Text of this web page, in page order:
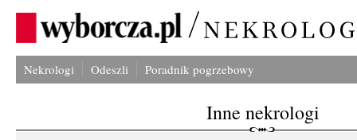
Nekrologi Odeszli Poradnik pogrzebowy
Inne nekrologi